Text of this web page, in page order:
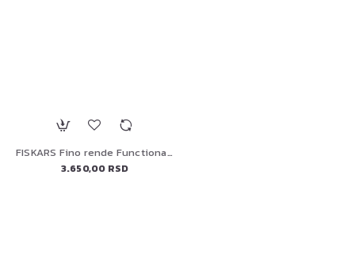
FISKARS Fino rende FunctionalForm, 1014412
3.650,00 RSD